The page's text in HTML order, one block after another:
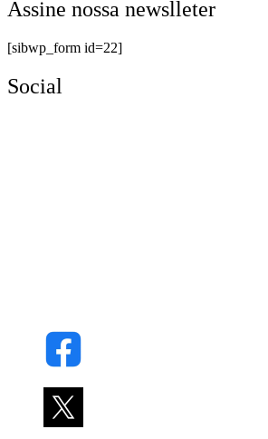
Assine nossa newslleter
[sibwp_form id=22]
Social